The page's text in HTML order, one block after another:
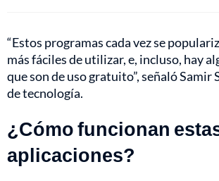
“Estos programas cada vez se
más fáciles de utilizar, e, incluso, hay
que son de uso gratuito”, señaló Samir
de tecnología.
¿Cómo funcionan
aplicaciones?